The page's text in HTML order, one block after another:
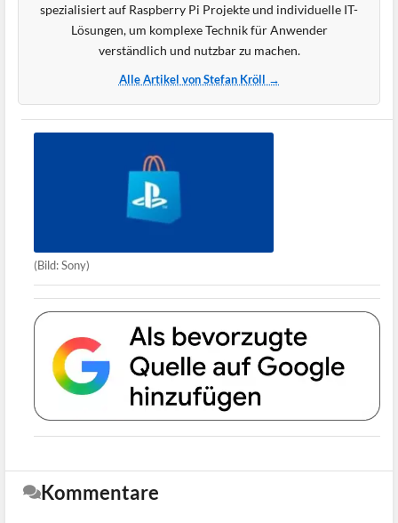
spezialisiert auf Raspberry Pi Projekte und individuelle IT-
Lösungen, um komplexe Technik für Anwender
verständlich und nutzbar zu machen.
Alle Artikel von Stefan Kröll →
(Bild: Sony)
Kommentare